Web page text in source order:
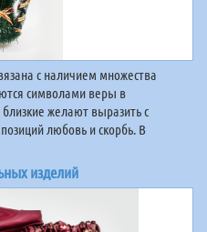
с наличием множества
символами веры в
желают выразить с
любовь и скорбь. В
изделий